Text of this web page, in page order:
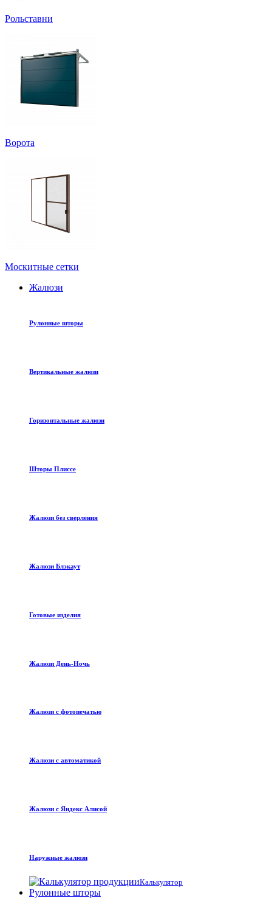
Рольставни
Ворота
Москитные сетки
Жалюзи
Рулонные шторы
Вертикальные жалюзи
Горизонтальные жалюзи
Шторы Плиссе
Жалюзи без сверления
Жалюзи Блэкаут
Готовые изделия
Жалюзи День-Ночь
Жалюзи с фотопечатью
Жалюзи с автоматикой
Жалюзи с Яндекс Алисой
Наружные жалюзи
Калькулятор
Рулонные шторы